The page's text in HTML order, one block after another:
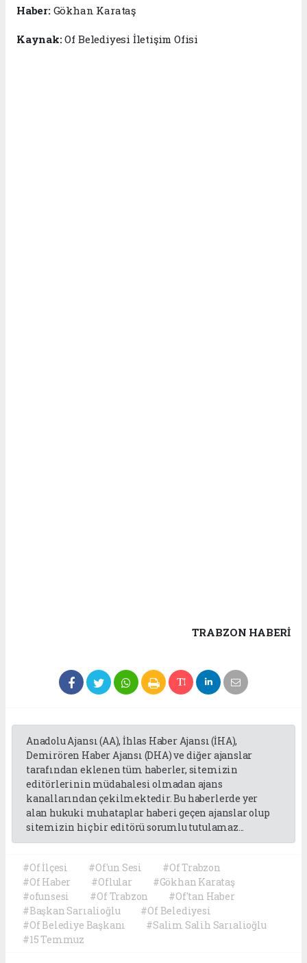
Haber: Gökhan Karataş
Kaynak:Of Belediyesi İletişim Ofisi
TRABZON HABERİ
Anadolu Ajansı (AA), İhlas Haber Ajansı (İHA),
Demirören Haber Ajansı (DHA) ve diğer ajanslar
tarafından eklenen tüm haberler, sitemizin
editörlerinin müdahalesi olmadan ajans
kanallarından çekilmektedir. Bu haberlerde yer
alan hukuki muhataplar haberi geçen ajanslar olup
sitemizin hiç bir editörü sorumlu tutulamaz...
#Of İlçesi #Of'un Sesi
#Of Trabzon
#Of Haber
#Oflular
#Gökhan Karataş
#ofunsesi
#Of Trabzon
#Of'tan Haber
#Başkan Sarıalioğlu
#Of Belediyesi
#Of Belediye Başkanı
#Salim Salih Sarıalioğlu
#15 Temmuz